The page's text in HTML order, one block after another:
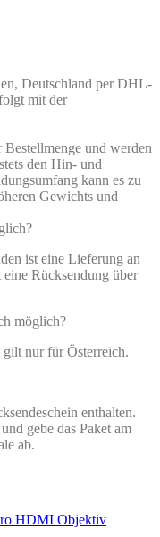
Deutschland per DHL-
mit der
und werden
den Hin- und
kann es zu
Gewichts und
ist eine Lieferung an
Rücksendung über
möglich?
nur für Österreich.
enthalten.
gebe das Paket am
ab.